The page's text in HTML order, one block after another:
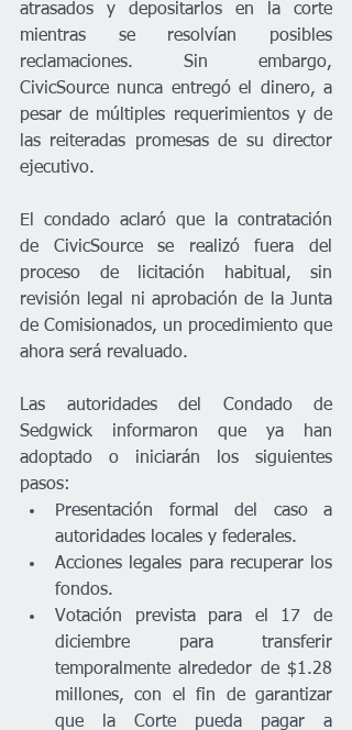
atrasados y depositarlos en la corte
mientras se resolvían posibles
reclamaciones. Sin embargo,
CivicSource nunca entregó el dinero, a
pesar de múltiples requerimientos y de
las reiteradas promesas de su director
ejecutivo.
El condado aclaró que la contratación
de CivicSource se realizó fuera del
proceso de licitación habitual, sin
revisión legal ni aprobación de la Junta
de Comisionados, un procedimiento que
ahora será revaluado.
Las autoridades del Condado de
Sedgwick informaron que ya han
adoptado o iniciarán los siguientes
pasos:
Presentación formal del caso a
autoridades locales y federales.
Acciones legales para recuperar los
fondos.
Votación prevista para el 17 de
diciembre para transferir
temporalmente alrededor de $1.28
millones, con el fin de garantizar
que la Corte pueda pagar a